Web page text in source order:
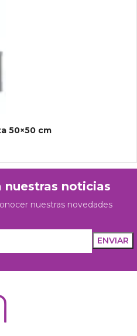
50×50 cm
nuestras noticias
nuestras novedades